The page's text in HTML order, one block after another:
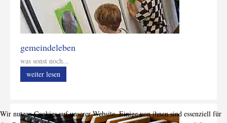
gemeindeleben
was sonst noch...
weiter lesen
Wir nutzen Cookies auf unserer Website. Einige von ihnen sind essenziell für